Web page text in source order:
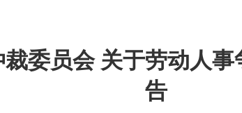
委员会 关于劳动人
告